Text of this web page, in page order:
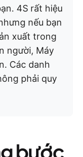
4S rất hiệu
nếu bạn
xuất trong
người, Máy
Các danh
phải quy
bước